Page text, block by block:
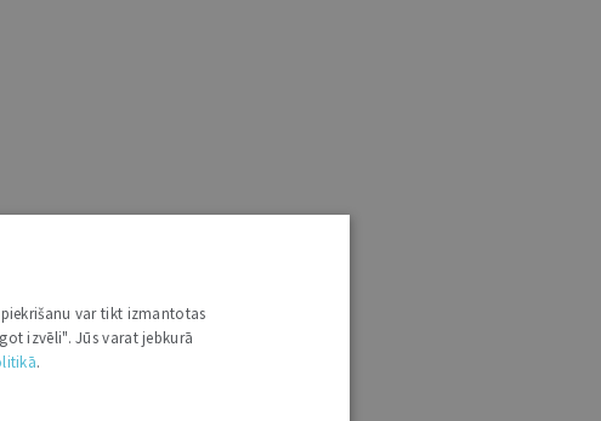
var tikt izmantotas
izvēli". Jūs varat jebkurā
.